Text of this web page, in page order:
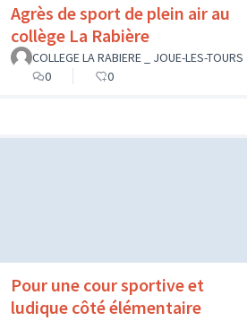
Agrès de sport de plein air au
collège La Rabière
COLLEGE LA RABIERE _ JOUE-LES-TOURS
0
0
Pour une cour sportive et
ludique côté élémentaire